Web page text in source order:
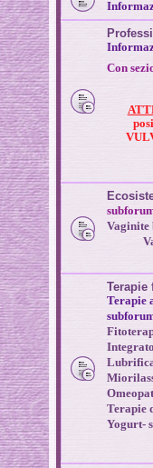
Con
Vaginite
Terapie
Terapie
Terapie
Yogurt-